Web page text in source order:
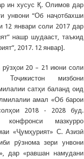
ин хусус Қ. Олимов дар
унвони “Об наҷотбахши
12 январи соли 2017 дар
нашр шудааст, таъкид
2017. 12 январ].
рӯзҳои 20 – 21 июни соли
мизбони
сатҳи баланд оид
амал «Об барои
2018 - 2028 буд.
мазкурро
«Ҷумҳурият» С. Азизӣ
рӯзнома зери унвони
дар «равшан намудани